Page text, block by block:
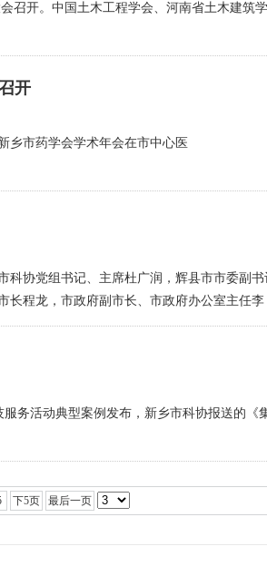
开。中国土木工程学会、河南省土木建筑
开
市药学会学术年会在市中心医
科协党组书记、主席杜广润，辉县市市委副
长程龙，市政府副市长、市政府办公室主任李
务活动典型案例发布，新乡市科协报送的《
下5页 最后一页